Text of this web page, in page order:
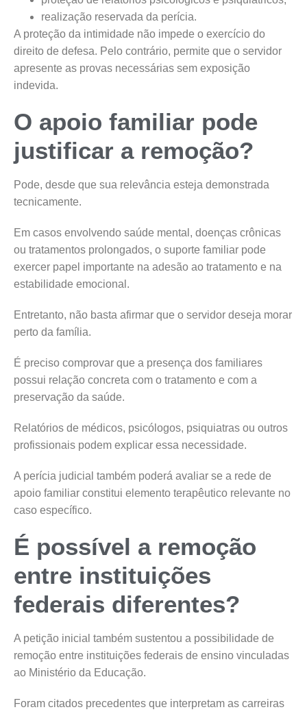
realização reservada da perícia.
A proteção da intimidade não impede o exercício do
direito de defesa. Pelo contrário, permite que o servidor
apresente as provas necessárias sem exposição
indevida.
O apoio familiar pode
justificar a remoção?
Pode, desde que sua relevância esteja demonstrada
tecnicamente.
Em casos envolvendo saúde mental, doenças crônicas
ou tratamentos prolongados, o suporte familiar pode
exercer papel importante na adesão ao tratamento e na
estabilidade emocional.
Entretanto, não basta afirmar que o servidor deseja morar
perto da família.
É preciso comprovar que a presença dos familiares
possui relação concreta com o tratamento e com a
preservação da saúde.
Relatórios de médicos, psicólogos, psiquiatras ou outros
profissionais podem explicar essa necessidade.
A perícia judicial também poderá avaliar se a rede de
apoio familiar constitui elemento terapêutico relevante no
caso específico.
É possível a remoção
entre instituições
federais diferentes?
A petição inicial também sustentou a possibilidade de
remoção entre instituições federais de ensino vinculadas
ao Ministério da Educação.
Foram citados precedentes que interpretam as carreiras